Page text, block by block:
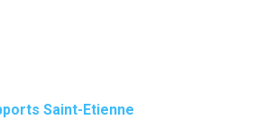
Saint-Etienne